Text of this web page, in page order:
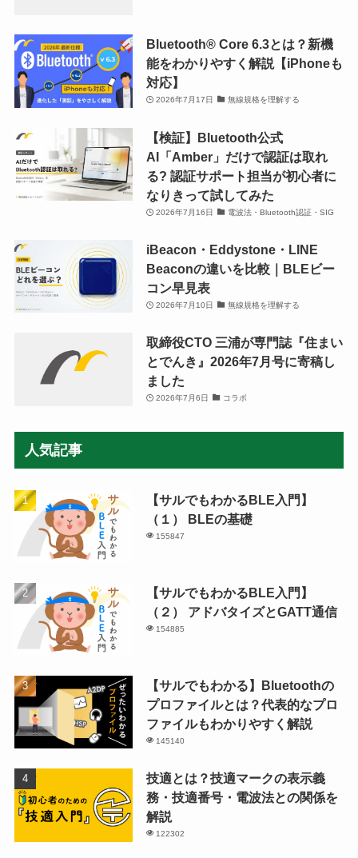
Bluetooth®︎ Core 6.3とは？新機
能をわかりやすく解説【iPhoneも
対応】
2026年7月17日 無線規格を理解する
【検証】Bluetooth公式
AI「Amber」だけで認証は取れ
る? 認証サポート担当が初心者に
なりきって試してみた
2026年7月16日 電波法・Bluetooth認証・SIG
iBeacon・Eddystone・LINE
Beaconの違いを比較｜BLEビー
コン早見表
2026年7月10日 無線規格を理解する
取締役CTO 三浦が専門誌『住まい
とでんき』2026年7月号に寄稿し
ました
2026年7月6日 コラボ
人気記事
【サルでもわかるBLE入門】
（１） BLEの基礎
155847
【サルでもわかるBLE入門】
（２） アドバタイズとGATT通信
154885
【サルでもわかる】Bluetoothの
プロファイルとは？代表的なプロ
ファイルもわかりやすく解説
145140
技適とは？技適マークの表示義
務・技適番号・電波法との関係を
解説
122302